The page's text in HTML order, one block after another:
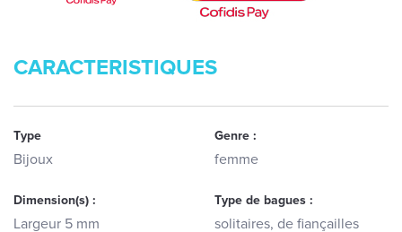
CARACTERISTIQUES
Type
Bijoux
Genre :
femme
Dimension(s) :
Largeur 5 mm
Type de bagues :
solitaires, de fiançailles